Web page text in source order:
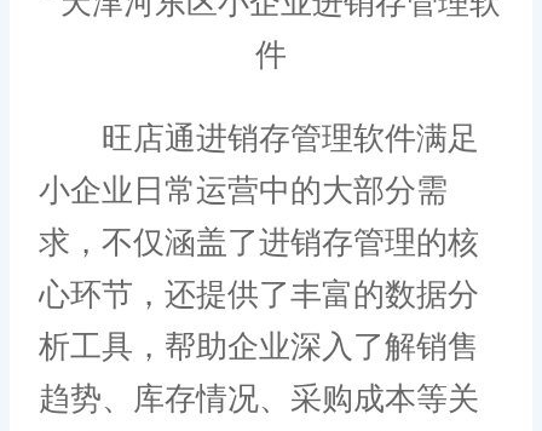
旺店通进销存管理软件满足
小企业日常运营中的大部分需
求，不仅涵盖了进销存管理的核
心环节，还提供了丰富的数据分
析工具，帮助企业深入了解销售
趋势、库存情况、采购成本等关